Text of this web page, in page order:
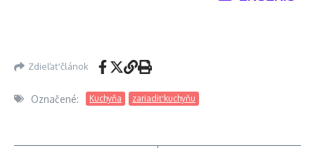
Zdieľať článok
Označené: Kuchyňa zariadiť kuchyňu